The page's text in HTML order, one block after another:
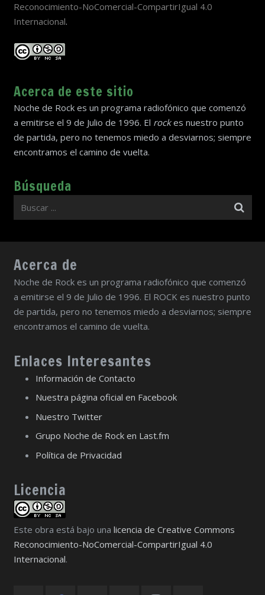
Reconocimiento-NoComercial-CompartirIgual 4.0
Internacional.
Acerca de este sitio
Noche de Rock es un programa radiofónico que comenzó
a emitirse el 9 de Julio de 1996. El rockes nuestro punto
de partida, pero no tenemos miedo a desviarnos; siempre
encontramos el camino de vuelta.
Búsqueda
Acerca de
Noche de Rock es un programa radiofónico que comenzó
a emitirse el 9 de Julio de 1996. El ROCK es nuestro punto
de partida, pero no tenemos miedo a desviarnos; siempre
encontramos el camino de vuelta.
Enlaces Interesantes
Información de Contacto
Nuestra página oficial en Facebook
Nuestro Twitter
Grupo Noche de Rock en Last.fm
Política de Privacidad
Licencia
Este obra está bajo una licencia de Creative Commons
Reconocimiento-NoComercial-CompartirIgual 4.0
Internacional.